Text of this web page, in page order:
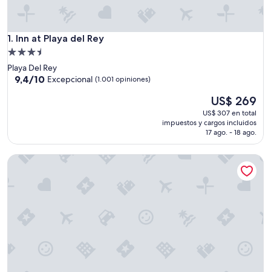
1. Inn at Playa del Rey
Inn at Playa del Rey
Propiedad
de
3.5
Playa Del Rey
9.4
9,4/10 Excepcional (1.001 opiniones)
El
precio
actual
es
de
US$ 269
US$ 269
US$ 307 en total
impuestos y cargos incluidos
17 ago. - 18 ago.
SMA Apartments